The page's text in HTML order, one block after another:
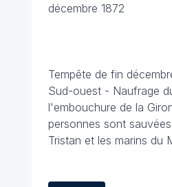
décembre 1872
Tempête de fin
Sud-ouest - Naufrage
l'embouchure de la
personnes sont
Tristan et les marins du